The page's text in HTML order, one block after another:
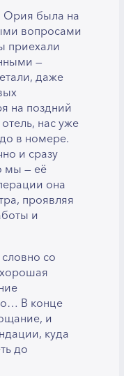
Ория была на
вопросами
приехали
—
даже
на поздний
нас уже
в номере.
и сразу
мы — её
она
проявляя
и
со
В конце
и
куда
до